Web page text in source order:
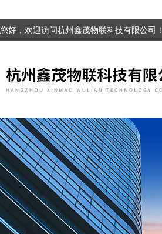
您好，欢迎访问杭州鑫茂物联科技有限公司！